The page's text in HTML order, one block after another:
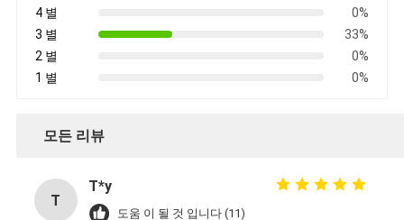
4 별
0%
3 별
33%
2 별
0%
1 별
0%
모든 리뷰
T
T*y
도움 이 될 것 입니다 (11)